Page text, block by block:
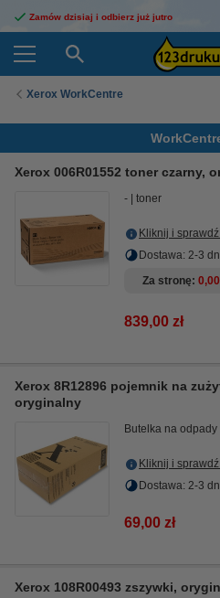
Zamów dzisiaj i odbierz już jutro
Xerox WorkCentre
Xerox 006R01552 toner czarny,
- toner
Kliknij i
Dostawa: 2-3
Za stronę
839,00 zł
Xerox 8R12896 pojemnik na
oryginalny
Butelka na odpady
Kliknij i
Dostawa: 2-3
69,00 zł
Xerox 108R00493 zszywki,